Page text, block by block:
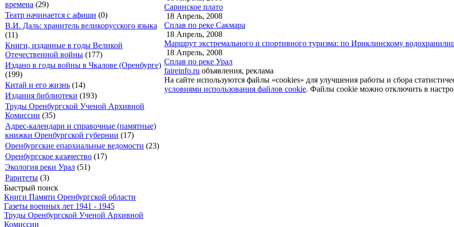
времена (29)
Театр начинается с афиши (0)
В.И. Даль: хранитель великорусского языка
(11)
Книги, изданные в годы Великой
Отечественной войны (177)
Издано в годы войны в Чкалове (Оренбурге)
(199)
Китай и его жизнь (14)
Издания библиотеки (193)
Труды Оренбургской Ученой Архивной
Комиссии (35)
Адрес-календари и справочные (памятные)
книжки Оренбургской губернии (17)
Оренбургские епархиальные ведомости (23)
Оренбургское казачество (17)
Экология реки Урал (51)
Раритеты (3)
Быстрый поиск
Книги Памяти Оренбургской области
Газеты военных лет 1941 - 1945
Труды Оренбургской Ученой Архивной
Комиссии
Саринское плато
18 Апрель, 2008
Сплав по реке Сакмара
18 Апрель, 2008
Маршрут экстремального и спортивного туризма: по Ириклинскому
18 Апрель, 2008
Сплав по реке Урал
faireinfo.ru объявления, реклама
На сайте используются файлы «cookies» для улучшения работы и сбора
условиями использования файлов cookie. Файлы cookie можно отключить в